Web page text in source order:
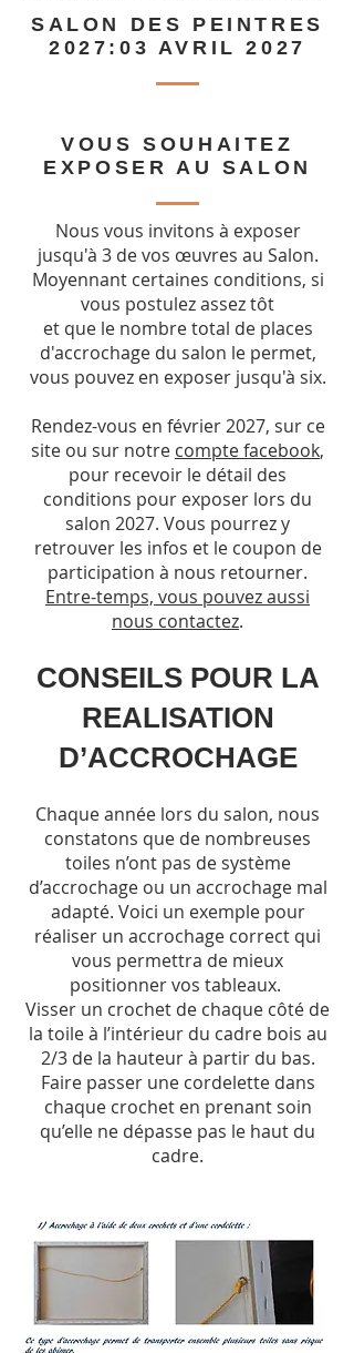
SALON DES PEINTRES
2027:03 AVRIL 2027
VOUS SOUHAITEZ
EXPOSER AU SALON
Nous vous invitons à exposer
jusqu'à 3 de vos œuvres au Salon.
Moyennant certaines conditions, si
vous postulez assez tôt
et que le nombre total de places
d'accrochage du salon le permet,
vous pouvez en exposer jusqu'à six.
Rendez-vous en février 2027, sur ce
site ou sur notre compte facebook,
pour recevoir le détail des
conditions pour exposer lors du
salon 2027. Vous pourrez y
retrouver les infos et le coupon de
participation à nous retourner.
Entre-temps, vous pouvez aussi
nous contactez.
CONSEILS POUR LA
REALISATION
D’ACCROCHAGE
Chaque année lors du salon, nous
constatons que de nombreuses
toiles n’ont pas de système
d’accrochage ou un accrochage mal
adapté. Voici un exemple pour
réaliser un accrochage correct qui
vous permettra de mieux
positionner vos tableaux.
Visser un crochet de chaque côté de
la toile à l’intérieur du cadre bois au
2/3 de la hauteur à partir du bas.
Faire passer une cordelette dans
chaque crochet en prenant soin
qu’elle ne dépasse pas le haut du
cadre.